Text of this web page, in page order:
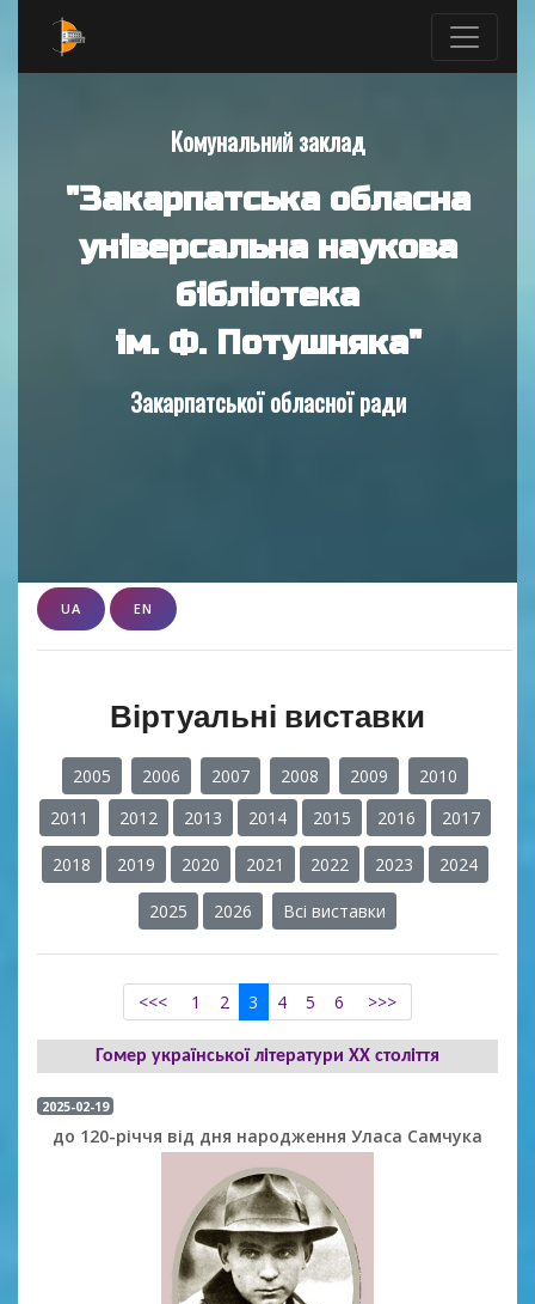
Комунальний заклад
"Закарпатська обласна
універсальна наукова
бібліотека
ім. Ф. Потушняка"
Закарпатської обласної ради
UA EN
Віртуальні виставки
2005 2006 2007 2008 2009
2010
2011
2012 2013 2014 2015 2016 2017
2018 2019 2020 2021 2022 2023 2024
2025 2026 Всі виставки
<<< 1 2 3 4 5 6 >>>
Гомер української літератури XX століття
2025-02-19
до 120-річчя від дня народження Уласа Самчука